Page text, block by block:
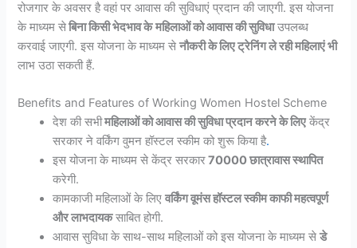
रोजगार के अवसर है वहां पर आवास की सुविधाएं प्रदान की जाएगी. इस योजना
के माध्यम सेबिना किसी भेदभाव के महिलाओं को आवास की सुविधाउपलब्ध
करवाई जाएगी. इस योजना के माध्यम सेनौकरी के लिए ट्रेनिंग ले रही महिलाएं भी
लाभ उठा सकती हैं.
Benefits and Features of Working Women Hostel Scheme
देश की सभीमहिलाओं को आवास की सुविधा प्रदान करने के लिएकेंद्र
सरकार ने वर्किंग वुमन हॉस्टल स्कीम को शुरू किया है.
इस योजना के माध्यम से केंद्र सरकार70000 छात्रावास स्थापित
करेगी.
कामकाजी महिलाओं के लिएवर्किंग वूमंस हॉस्टल स्कीम काफी महत्वपूर्ण
और लाभदायकसाबित होगी.
आवास सुविधा के साथ-साथ महिलाओं को इस योजना के माध्यम सेडे